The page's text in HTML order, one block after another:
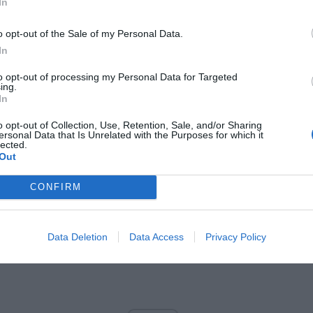
opt-out of the Sale of my Personal Data.
opt-out of processing my Personal Data for Targeted
opt-out of Collection, Use, Retention, Sale, and/or Sharing
Data that Is Unrelated with the Purposes for which it
CONFIRM
Data Deletion Data Access Privacy Policy
które umożliwią kontrole słabiej oświetlonych części nekropolii”
Naczelnik Oddziału Specjalistycznego Straży
RÓWNIEŻ:
przecenił hit do kuchni. Air fryer tańszy aż o 150 zł, a to
2026 16:06
dla milionów polskich rodzin. ZUS wypłacił już 173 mln
wciąż można składać
2026 12:56